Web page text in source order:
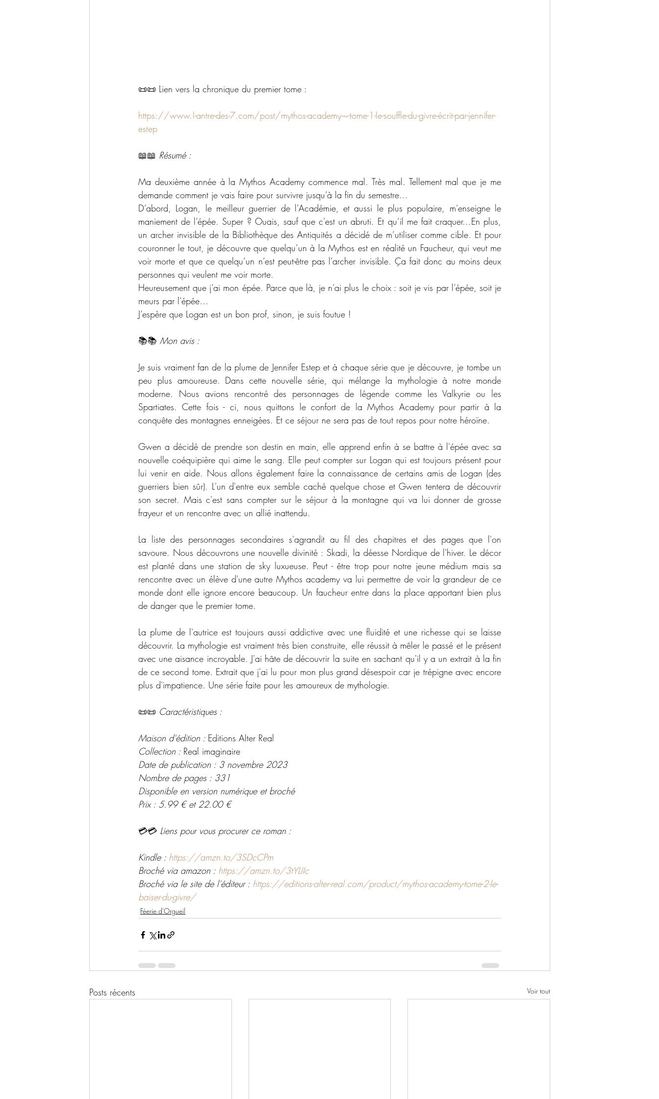
📜📜 Lien vers la chronique du premier tome :
https://www.l-antre-des-7.com/post/mythos-academy-~-tome-1-le-souffle-du-givre-écrit-par-jennifer-
estep
📖📖 Résumé :
Ma deuxième année à la Mythos Academy commence mal. Très mal. Tellement mal que je me
demande comment je vais faire pour survivre jusqu’à la fin du semestre...
D’abord, Logan, le meilleur guerrier de l’Académie, et aussi le plus populaire, m’enseigne le
maniement de l’épée. Super ? Ouais, sauf que c’est un abruti. Et qu’il me fait craquer...En plus,
un archer invisible de la Bibliothèque des Antiquités a décidé de m’utiliser comme cible. Et pour
couronner le tout, je découvre que quelqu’un à la Mythos est en réalité un Faucheur, qui veut me
voir morte et que ce quelqu’un n’est peut-être pas l’archer invisible. Ça fait donc au moins deux
personnes qui veulent me voir morte.
Heureusement que j’ai mon épée. Parce que là, je n’ai plus le choix : soit je vis par l’épée, soit je
meurs par l’épée...
J’espère que Logan est un bon prof, sinon, je suis foutue !
📚📚 Mon avis :
Je suis vraiment fan de la plume de Jennifer Estep et à chaque série que je découvre, je tombe un
peu plus amoureuse. Dans cette nouvelle série, qui mélange la mythologie à notre monde
moderne. Nous avions rencontré des personnages de légende comme les Valkyrie ou les
Spartiates. Cette fois - ci, nous quittons le confort de la Mythos Academy pour partir à la
conquête des montagnes enneigées. Et ce séjour ne sera pas de tout repos pour notre héroïne.
Gwen a décidé de prendre son destin en main, elle apprend enfin à se battre à l'épée avec sa
nouvelle coéquipière qui aime le sang. Elle peut compter sur Logan qui est toujours présent pour
lui venir en aide. Nous allons également faire la connaissance de certains amis de Logan (des
guerriers bien sûr). L'un d'entre eux semble caché quelque chose et Gwen tentera de découvrir
son secret. Mais c'est sans compter sur le séjour à la montagne qui va lui donner de grosse
frayeur et un rencontre avec un allié inattendu.
La liste des personnages secondaires s'agrandit au fil des chapitres et des pages que l'on
savoure. Nous découvrons une nouvelle divinité : Skadi, la déesse Nordique de l'hiver. Le décor
est planté dans une station de sky luxueuse. Peut - être trop pour notre jeune médium mais sa
rencontre avec un élève d'une autre Mythos academy va lui permettre de voir la grandeur de ce
monde dont elle ignore encore beaucoup. Un faucheur entre dans la place apportant bien plus
de danger que le premier tome.
La plume de l'autrice est toujours aussi addictive avec une fluidité et une richesse qui se laisse
découvrir. La mythologie est vraiment très bien construite, elle réussit à mêler le passé et le présent
avec une aisance incroyable. J'ai hâte de découvrir la suite en sachant qu'il y a un extrait à la fin
de ce second tome. Extrait que j'ai lu pour mon plus grand désespoir car je trépigne avec encore
plus d'impatience. Une série faite pour les amoureux de mythologie.
📜📜 Caractéristiques :
Maison d'édition : Editions Alter Real
Collection : Real imaginaire
Date de publication : 3 novembre 2023
Nombre de pages : 331
Disponible en version numérique et broché
Prix : 5.99 € et 22.00 €
💳💳 Liens pour vous procurer ce roman :
Kindle : https://amzn.to/3SDcCPm
Broché via amazon : https://amzn.to/3tYLIIc
Broché via le site de l'éditeur : https://editions-alter-real.com/product/mythos-academy-tome-2-le-
baiser-du-givre/
Féerie d'Orgueil
Posts récents Voir tout